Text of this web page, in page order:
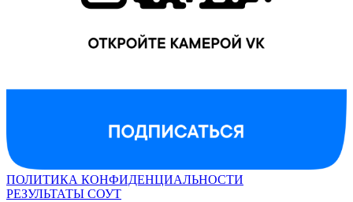
ПОЛИТИКА КОНФИДЕНЦИАЛЬНОСТИ
РЕЗУЛЬТАТЫ СОУТ